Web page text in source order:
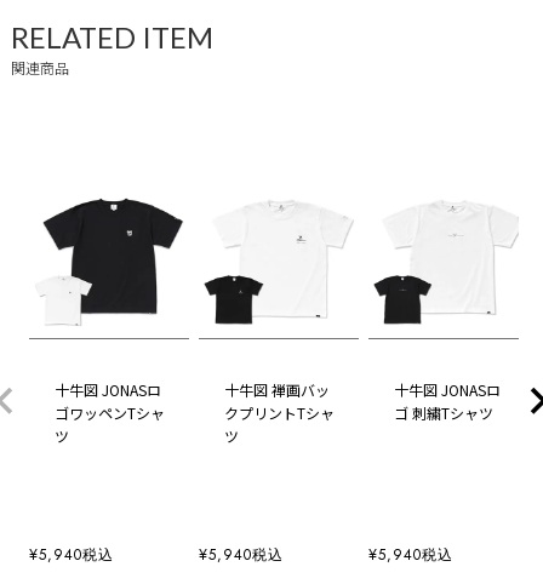
RELATED ITEM
関連商品
十牛図 JONASロ
ゴワッペンTシャ
ツ
¥5,940税込
十牛図 禅画バッ
クプリントTシャ
ツ
¥5,940税込
十牛図 JONASロ
ゴ 刺繍Tシャツ
¥5,940税込